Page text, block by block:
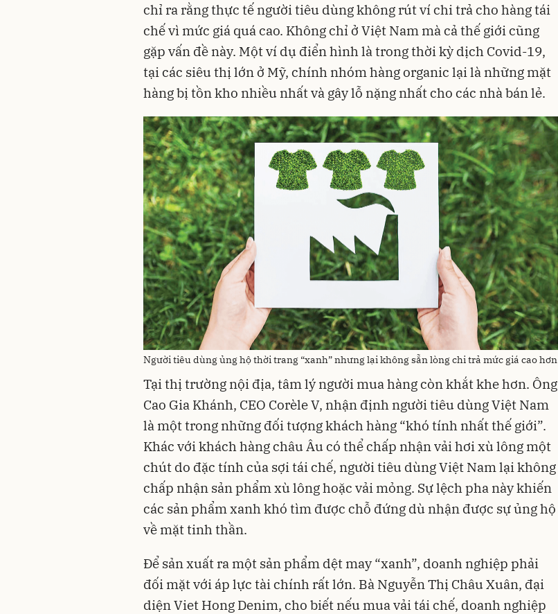
chỉ ra rằng thực tế người tiêu dùng không rút ví chi trả cho hàng tái
chế vì mức giá quá cao. Không chỉ ở Việt Nam mà cả thế giới cũng
gặp vấn đề này. Một ví dụ điển hình là trong thời kỳ dịch Covid-19,
tại các siêu thị lớn ở Mỹ, chính nhóm hàng organic lại là những mặt
hàng bị tồn kho nhiều nhất và gây lỗ nặng nhất cho các nhà bán lẻ.
Người tiêu dùng ủng hộ thời trang “xanh” nhưng lại không sẵn lòng chi trả mức giá cao hơn
Tại thị trường nội địa, tâm lý người mua hàng còn khắt khe hơn. Ông
Cao Gia Khánh, CEO Corèle V, nhận định người tiêu dùng Việt Nam
là một trong những đối tượng khách hàng “khó tính nhất thế giới”.
Khác với khách hàng châu Âu có thể chấp nhận vải hơi xù lông một
chút do đặc tính của sợi tái chế, người tiêu dùng Việt Nam lại không
chấp nhận sản phẩm xù lông hoặc vải mỏng. Sự lệch pha này khiến
các sản phẩm xanh khó tìm được chỗ đứng dù nhận được sự ủng hộ
về mặt tinh thần.
Để sản xuất ra một sản phẩm dệt may “xanh”, doanh nghiệp phải
đối mặt với áp lực tài chính rất lớn. Bà Nguyễn Thị Châu Xuân, đại
diện Viet Hong Denim, cho biết nếu mua vải tái chế, doanh nghiệp